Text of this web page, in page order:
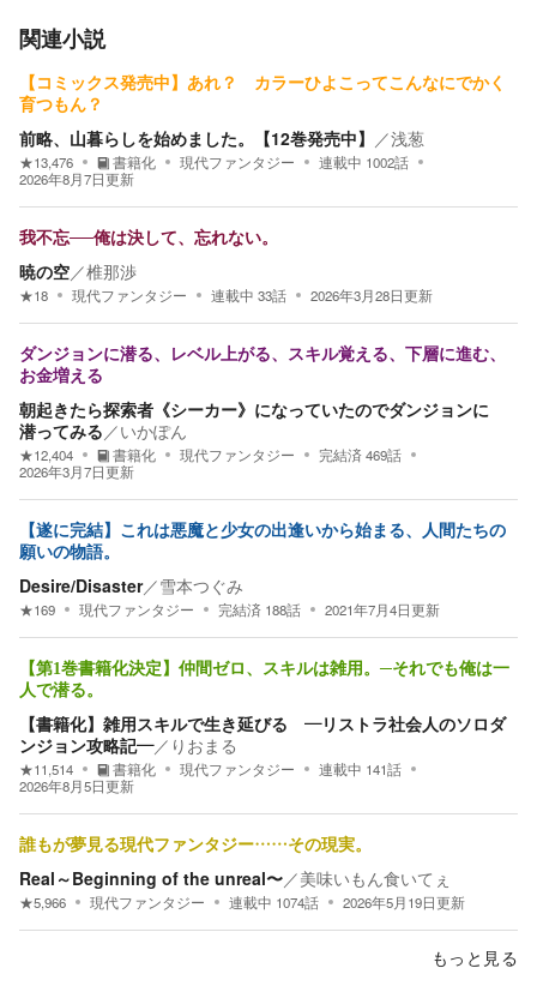
関連小説
【コミックス発売中】あれ？ カラーひよこってこんなにでかく
育つもん？
前略、山暮らしを始めました。【12巻発売中】 ／浅葱
★13,476 書籍化 現代ファンタジー 連載中 1002話
2026年8月7日更新
我不忘──俺は決して、忘れない。
暁の空／椎那渉
★18 現代ファンタジー 連載中 33話 2026年3月28日更新
ダンジョンに潜る、レベル上がる、スキル覚える、下層に進む、
お金増える
朝起きたら探索者《シーカー》になっていたのでダンジョンに
潜ってみる／いかぽん
★12,404 書籍化 現代ファンタジー 完結済 469話
2026年3月7日更新
【遂に完結】これは悪魔と少女の出逢いから始まる、人間たちの
願いの物語。
Desire/Disaster／雪本つぐみ
★169 現代ファンタジー 完結済 188話 2021年7月4日更新
【第1巻書籍化決定】仲間ゼロ、スキルは雑用。─それでも俺は一
人で潜る。
【書籍化】雑用スキルで生き延びる ―リストラ社会人のソロダ
ンジョン攻略記―／ りおまる
★11,514 書籍化 現代ファンタジー 連載中 141話
2026年8月5日更新
誰もが夢見る現代ファンタジー……その現実。
Real～Beginning of the unreal〜／美味いもん食いてぇ
★5,966 現代ファンタジー 連載中 1074話 2026年5月19日更新
もっと見る